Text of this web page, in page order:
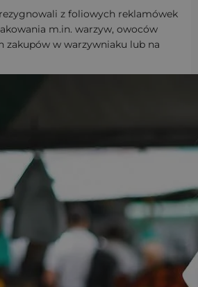
z foliowych reklamówek
m.in. warzyw, owoców
zakupów w warzywniaku lub na